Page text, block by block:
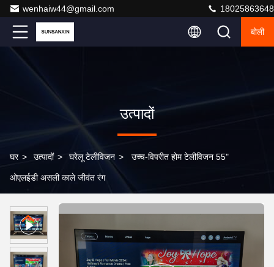
wenhaiw44@gmail.com 18025863648
बोली
उत्पादों
घर > उत्पादों > घरेलू टेलीविजन > उच्च-विपरीत होम टेलीविजन 55"
ओएलईडी असली काले जीवंत रंग